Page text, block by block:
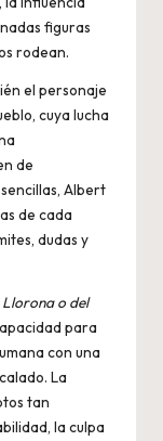
figuras
rodean.
el personaje
cuya lucha
de
Albert
de cada
dudas y
o del
para
con una
La
tan
la culpa